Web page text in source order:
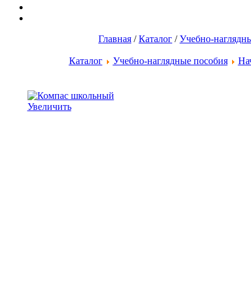
Главная /Каталог /Учебно-
Каталог Учебно-наглядные пособия
Увеличить